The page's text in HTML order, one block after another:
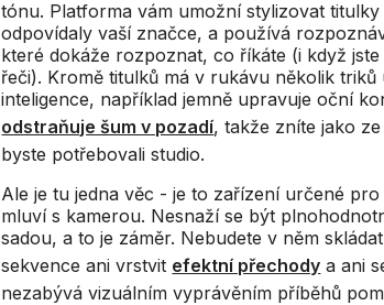
tónu. Platforma vám umožní stylizovat
odpovídaly vaší značce, a používá
které dokáže rozpoznat, co říkáte (i když
řeči). Kromě titulků má v rukávu několik triků
inteligence, například jemně upravuje oční
odstraňuje šum v pozadí, takže zníte jako
byste potřebovali studio.
Ale je tu jedna věc - je to zařízení určené pro
mluví s kamerou. Nesnaží se být
sadou, a to je záměr. Nebudete v něm
sekvence ani vrstvit efektní přechody a ani
nezabývá vizuálním vyprávěním příběhů